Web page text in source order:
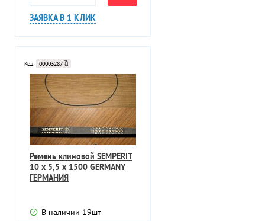
ЗАЯВКА В 1 КЛИК
Код: 00003287
Ремень клиновой SEMPERIT
10 х 5,5 х 1500 GERMANY
ГЕРМАНИЯ
В наличии 19шт